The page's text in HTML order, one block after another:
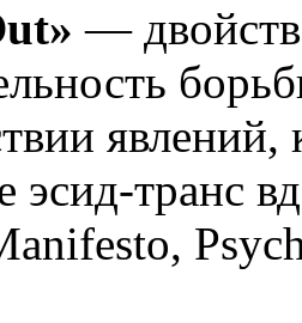
—
явлений,
эсид-транс